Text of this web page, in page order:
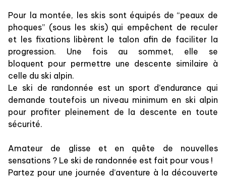
Pour la montée, les skis sont équipés de “peaux de
phoques” (sous les skis) qui empêchent de reculer
et les fixations libèrent le talon afin de faciliter la
progression. Une fois au sommet, elle se
bloquent pour permettre une descente similaire à
celle du ski alpin.
Le ski de randonnée est un sport d’endurance qui
demande toutefois un niveau minimum en ski alpin
pour profiter pleinement de la descente en toute
sécurité.
Amateur de glisse et en quête de nouvelles
sensations ? Le ski de randonnée est fait pour vous !
Partez pour une journée d’aventure à la découverte